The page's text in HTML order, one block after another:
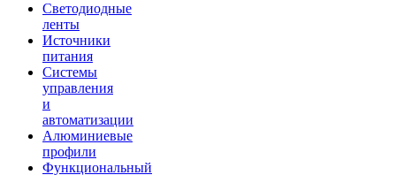
Светодиодные
ленты
Источники
питания
Системы
управления
и
автоматизации
Алюминиевые
профили
Функциональный